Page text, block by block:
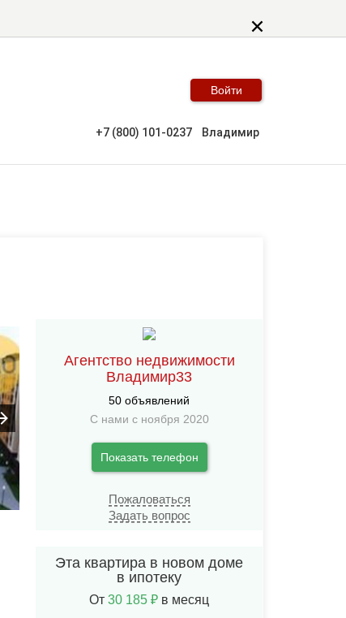
Войти
+7 (800) 101-0237 Владимир
Агентство недвижимости
Владимир33
50 объявлений
С нами с ноября 2020
Показать телефон
Пожаловаться
Задать вопрос
Эта квартира в новом доме
в ипотеку
От 30 185 ₽ в месяц